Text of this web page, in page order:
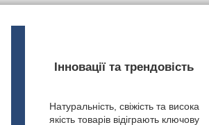
Інновації та трендовість
Натуральність, свіжість та висока
якість товарів відіграють ключову